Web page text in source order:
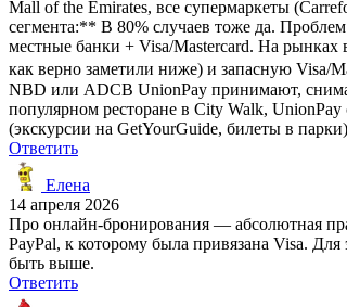
Mall of the Emirates, все супермаркеты
сегмента:** В 80% случаев тоже да.
местные банки + Visa/Mastercard. На
как верно заметили ниже) и запасную Visa/
NBD или ADCB UnionPay принимают,
популярном ресторане в City Walk,
(экскурсии на GetYourGuide, билеты в
Ответить
Елена
14 апреля 2026
Про онлайн-бронирования — абсолютная
PayPal, к которому была привязана Visa.
быть выше.
Ответить